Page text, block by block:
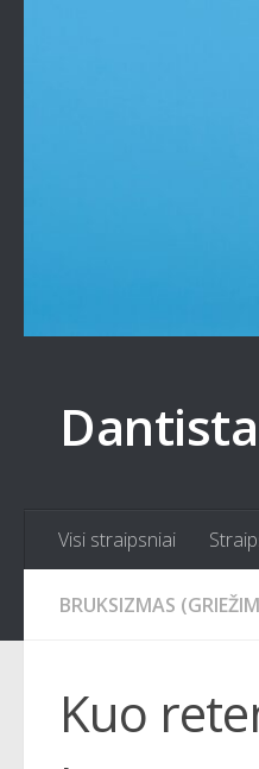
Visi straipsniai
BRUKSIZMAS
Kuo